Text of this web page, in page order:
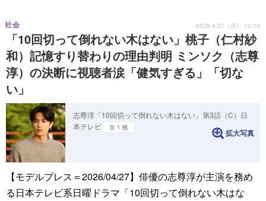
「10回切って倒れない木はない」桃子（仁村紗
和）記憶すり替わりの理由判明 ミンソク（志尊
淳）の決断に視聴者涙「健気すぎる」「切な
い」
社会 2026.4.27（月） 12:15
志尊淳「10回切って倒れない木はない」第3話（C）日
本テレビ
全 1 枚
拡大写真
【モデルプレス＝2026/04/27】俳優の志尊淳が主演を務め
る日本テレビ系日曜ドラマ「10回切って倒れない木はな